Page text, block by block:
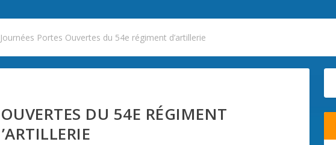
Journées Portes Ouvertes du 54e régiment d’artillerie
DU 54E RÉGIMENT